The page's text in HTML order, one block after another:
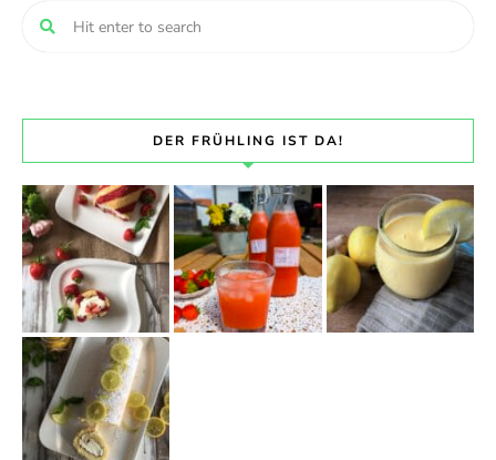
DER FRÜHLING IST DA!